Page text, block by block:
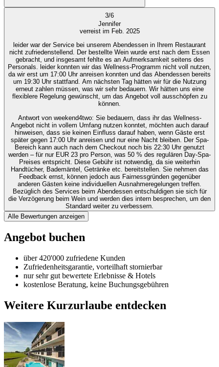
3/6
Jennifer
verreist im Feb. 2025
leider war der Service bei unserem Abendessen in Ihrem Restaurant
nicht zufriedenstellend. Der bestellte Wein wurde erst nach dem Essen
gebracht, und insgesamt fehlte es an Aufmerksamkeit seitens des
Personals. leider konnten wir das Wellness-Programm nicht voll nutzen,
da wir erst um 17:00 Uhr anreisen konnten und das Abendessen bereits
um 19:30 Uhr stattfand. Am nächsten Tag hätten wir für die Nutzung
erneut zahlen müssen, was wir sehr bedauern. Wir hätten uns eine
flexiblere Regelung gewünscht, um das Angebot voll ausschöpfen zu
können.
Antwort von weekend4two: Sie bedauern, dass ihr das Wellness-
Angebot nicht in vollem Umfang nutzen konntet, möchten auch darauf
hinweisen, dass sie keinen Einfluss darauf haben, wenn Gäste erst
später gegen 17:00 Uhr anreisen und nur eine Nacht bleiben. Der Spa-
Bereich kann auch nach dem Checkout noch bis 22:30 Uhr genutzt
werden – für nur EUR 23 pro Person, was 50 % des regulären Day-Spa-
Preises entspricht. Diese Gebühr ist notwendig, da sie weiterhin
Handtücher, Bademäntel, Getränke etc. bereitstellen. Sie nehmen das
Feedback ernst, können jedoch aus Fairnessgründen gegenüber
anderen Gästen keine individuellen Ausnahmeregelungen treffen.
Bezüglich des Services beim Abendessen entschuldigen sie sich für
die Verzögerung beim Wein und werden dies intern besprechen, um den
Standard weiter zu verbessern.
Alle Bewertungen anzeigen
Angebot buchen
über 420'000 zufriedene Kunden
Zufriedenheitsgarantie, vorteilhaft stornierbar
nur sehr gut bewertete Erlebnisse & Hotels
kostenlose Beratung, keine Buchungsgebühren
Weitere Kurzurlaube entdecken